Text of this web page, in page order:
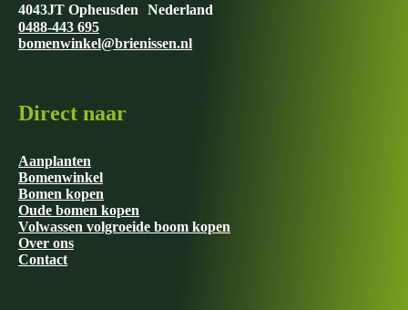
4043JT Opheusden Nederland
0488-443 695
bomenwinkel@brienissen.nl
Direct naar
Aanplanten
Bomenwinkel
Bomen kopen
Oude bomen kopen
Volwassen volgroeide boom kopen
Over ons
Contact